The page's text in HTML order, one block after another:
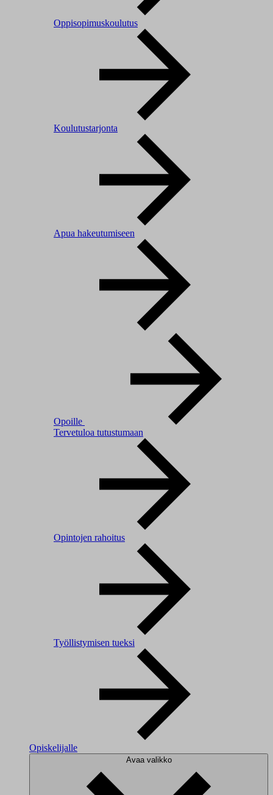
Oppisopimuskoulutus
Koulutustarjonta
Apua hakeutumiseen
Opoille
Tervetuloa tutustumaan
Opintojen rahoitus
Työllistymisen tueksi
Opiskelijalle
Avaa valikko